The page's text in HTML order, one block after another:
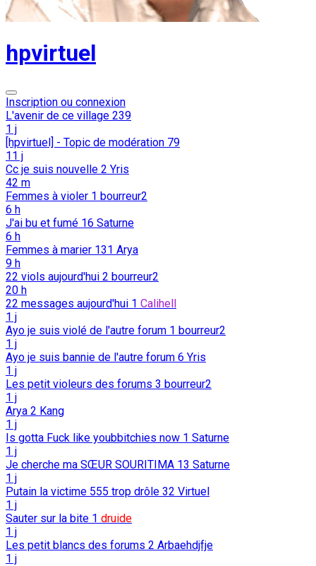
hpvirtuel
Inscription ou connexion
L'avenir de ce village 239
1 j
[hpvirtuel] - Topic de modération 79
11 j
Cc je suis nouvelle 2 Yris
42 m
Femmes à violer 1 bourreur2
6 h
J'ai bu et fumé 16 Saturne
6 h
Femmes à marier 131 Arya
9 h
22 viols aujourd'hui 2 bourreur2
20 h
22 messages aujourd'hui 1 Calihell
1 j
Ayo je suis violé de l'autre forum 1 bourreur2
1 j
Ayo je suis bannie de l'autre forum 6 Yris
1 j
Les petit violeurs des forums 3 bourreur2
1 j
Arya 2 Kang
1 j
Is gotta Fuck like youbbitchies now 1 Saturne
1 j
Je cherche ma SŒUR SOURITIMA 13 Saturne
1 j
Putain la victime 555 trop drôle 32 Virtuel
1 j
Sauter sur la bite 1 druide
1 j
Les petit blancs des forums 2 Arbaehdjfje
1 j